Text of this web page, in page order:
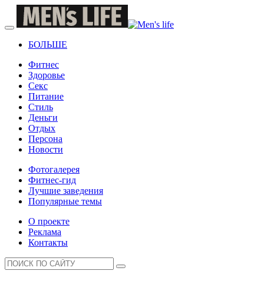
БОЛЬШЕ
Фитнес
Здоровье
Секс
Питание
Стиль
Деньги
Отдых
Персона
Новости
Фотогалерея
Фитнес-гид
Лучшие заведения
Популярные темы
О проекте
Реклама
Контакты